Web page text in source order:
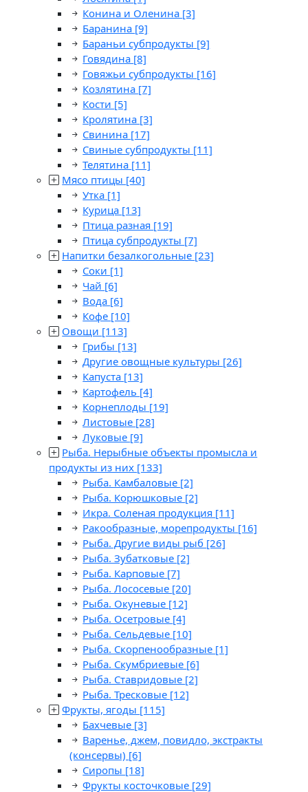
Конина и Оленина [3]
Баранина [9]
Бараньи субпродукты [9]
Говядина [8]
Говяжьи субпродукты [16]
Козлятина [7]
Кости [5]
Кролятина [3]
Свинина [17]
Свиные субпродукты [11]
Телятина [11]
Мясо птицы [40]
Утка [1]
Курица [13]
Птица разная [19]
Птица субпродукты [7]
Напитки безалкогольные [23]
Соки [1]
Чай [6]
Вода [6]
Кофе [10]
Овощи [113]
Грибы [13]
Другие овощные культуры [26]
Капуста [13]
Картофель [4]
Корнеплоды [19]
Листовые [28]
Луковые [9]
Рыба. Нерыбные объекты промысла и
продукты из них [133]
Рыба. Камбаловые [2]
Рыба. Корюшковые [2]
Икра. Соленая продукция [11]
Ракообразные, морепродукты [16]
Рыба. Другие виды рыб [26]
Рыба. Зубатковые [2]
Рыба. Карповые [7]
Рыба. Лососевые [20]
Рыба. Окуневые [12]
Рыба. Осетровые [4]
Рыба. Сельдевые [10]
Рыба. Скорпенообразные [1]
Рыба. Скумбриевые [6]
Рыба. Ставридовые [2]
Рыба. Тресковые [12]
Фрукты, ягоды [115]
Бахчевые [3]
Варенье, джем, повидло, экстракты
(консервы) [6]
Сиропы [18]
Фрукты косточковые [29]